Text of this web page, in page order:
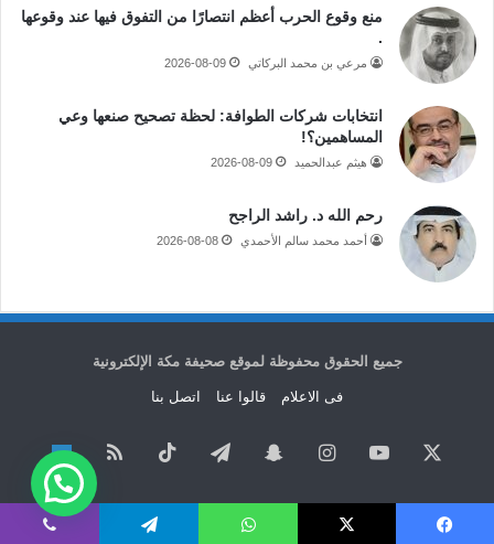
منع وقوع الحرب أعظم انتصارًا من التفوق فيها عند وقوعها
.
مرعي بن محمد البركاتي 2026-08-09
انتخابات شركات الطوافة: لحظة تصحيح صنعها وعي
المساهمين؟!
هيثم عبدالحميد 2026-08-09
رحم الله د. راشد الراجح
أحمد محمد سالم الأحمدي 2026-08-08
جميع الحقوق محفوظة لموقع صحيفة مكة الإلكترونية
فى الاعلام قالوا عنا اتصل بنا
‫YouTubeانستقرامسناب
تشات
تيلقرام ‫TikTok ملخص
الموقع